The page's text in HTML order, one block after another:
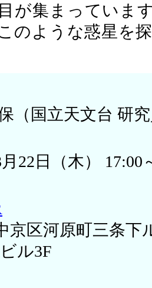
が集まっていま
のような惑星を
（国立天文台 研
22日（木） 17:00
京区河原町三条下
ル3F